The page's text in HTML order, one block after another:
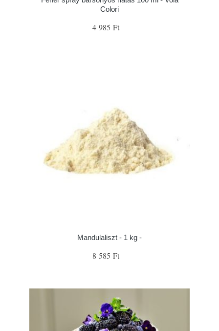
Colori
4 985 Ft
Mandulaliszt - 1 kg -
8 585 Ft